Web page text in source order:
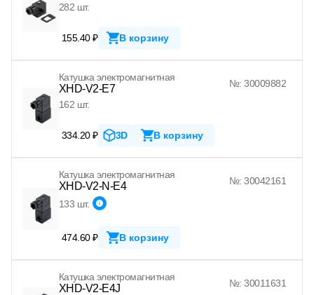
282 шт.
155.40 ₽ В корзину
Катушка электромагнитная
XHD-V2-E7
№: 30009882
162 шт.
334.20 ₽ 3D В корзину
Катушка электромагнитная
XHD-V2-N-E4 №: 30042161
133 шт.
474.60 ₽ В корзину
Катушка электромагнитная
XHD-V2-E4J
№: 30011631